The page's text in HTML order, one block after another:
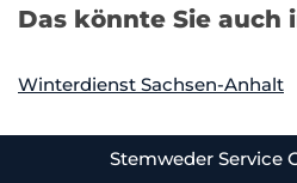
Das könnte Sie auch
Winterdienst Sachsen-Anhalt
Stemweder Service